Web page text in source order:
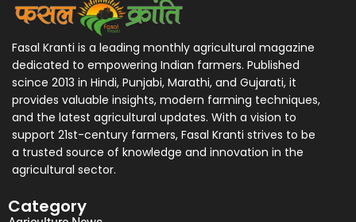
Fasal Kranti is a leading monthly agricultural magazine
dedicated to empowering Indian farmers. Published
scince 2013 in Hindi, Punjabi, Marathi, and Gujarati, it
provides valuable insights, modern farming techniques,
and the latest agricultural updates. With a vision to
support 21st-century farmers, Fasal Kranti strives to be
a trusted source of knowledge and innovation in the
agricultural sector.
Category